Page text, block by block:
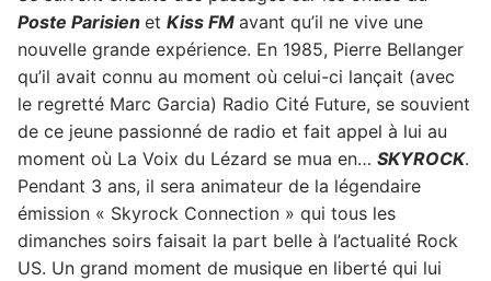
Poste Parisien et Kiss FM avant qu’il ne vive une
nouvelle grande expérience. En 1985, Pierre Bellanger
qu’il avait connu au moment où celui-ci lançait (avec
le regretté Marc Garcia) Radio Cité Future, se souvient
de ce jeune passionné de radio et fait appel à lui au
moment où La Voix du Lézard se mua en… SKYROCK.
Pendant 3 ans, il sera animateur de la légendaire
émission « Skyrock Connection » qui tous les
dimanches soirs faisait la part belle à l’actualité Rock
US. Un grand moment de musique en liberté qui lui